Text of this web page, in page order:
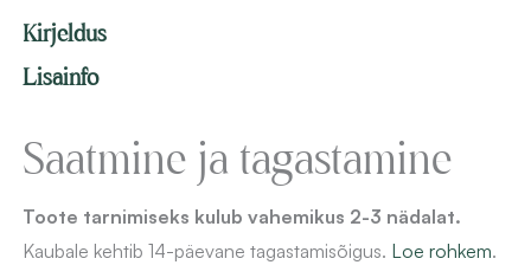
Kirjeldus
Lisainfo
Saatmine ja tagastamine
Toote tarnimiseks kulub vahemikus 2-3 nädalat.
Kaubale kehtib 14-päevane tagastamisõigus. Loe rohkem.